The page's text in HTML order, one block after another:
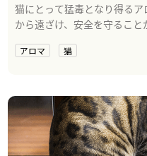
猫にとって猛毒となり得る
から遠ざけ、安全を守ること
アロマ 猫